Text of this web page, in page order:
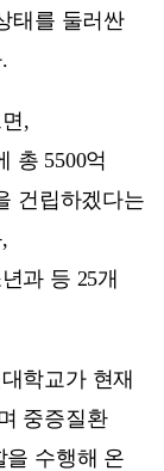
태를 둘러싼
,
총 5500억
건립하겠다는
과 등 25개
학교가 현재
중증질환
을 수행해 온